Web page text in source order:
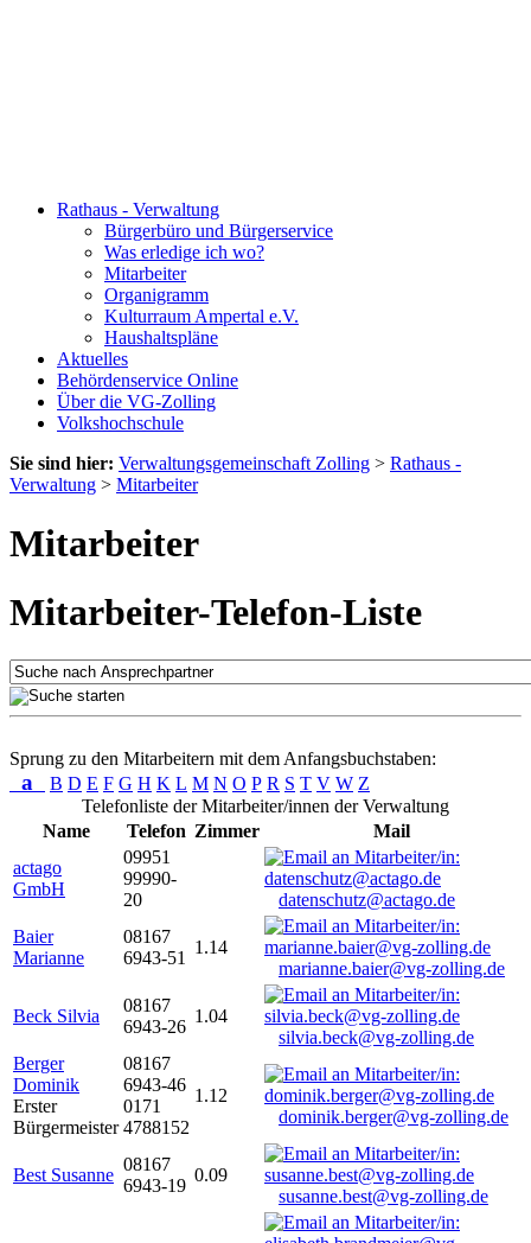
Rathaus - Verwaltung
Bürgerbüro und Bürgerservice
Was erledige ich wo?
Mitarbeiter
Organigramm
Kulturraum Ampertal e.V.
Haushaltspläne
Aktuelles
Behördenservice Online
Über die VG-Zolling
Volkshochschule
Sie sind hier: Verwaltungsgemeinschaft Zolling > Rathaus -
Verwaltung > Mitarbeiter
Mitarbeiter
Mitarbeiter-Telefon-Liste
Sprung zu den Mitarbeitern mit dem Anfangsbuchstaben:
a B D E F G H K L M N O P R S T V W Z
Telefonliste der Mitarbeiter/innen der Verwaltung
Name
Telefon Zimmer
Mail
actago
GmbH
09951
99990-
20
datenschutz@actago.de
Baier
Marianne
08167
6943-51
1.14
marianne.baier@vg-zolling.de
Beck Silvia
08167
6943-26
1.04
silvia.beck@vg-zolling.de
Berger
Dominik
Erster
Bürgermeister
08167
6943-46
0171
4788152
1.12
dominik.berger@vg-zolling.de
Best Susanne
08167
6943-19
0.09
susanne.best@vg-zolling.de